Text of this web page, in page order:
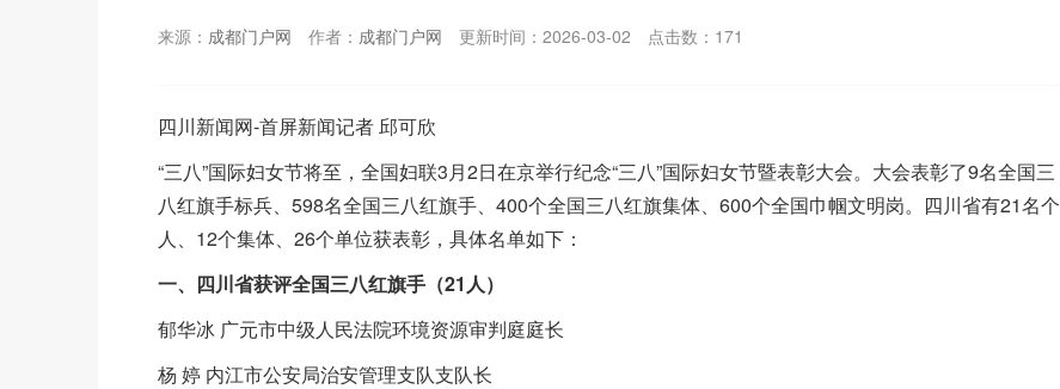
来源： 成都门户网 作者： 成都门户网 更新时间：2026-03-02 点击数： 171
四川新闻网-首屏新闻记者 邱可欣
“三八”国际妇女节将至，全国妇联3月2日在京举行纪念“三八”国际妇女节暨表彰大会。大会表彰了9名全国三
八红旗手标兵、598名全国三八红旗手、400个全国三八红旗集体、600个全国巾帼文明岗。四川省有21名个
人、12个集体、26个单位获表彰，具体名单如下：
一、四川省获评全国三八红旗手（21人）
郁华冰 广元市中级人民法院环境资源审判庭庭长
杨 婷 内江市公安局治安管理支队支队长